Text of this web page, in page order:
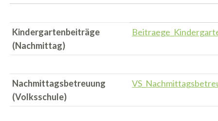
Kindergartenbeiträge
(Nachmittag)
Nachmittagsbetreuung
(Volksschule)